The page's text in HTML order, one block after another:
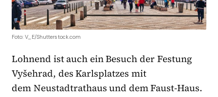
Foto: V_E/Shutterstock.com
Lohnend ist auch ein Besuch der Festung
Vyšehrad, des Karlsplatzes mit
dem Neustadtrathaus und dem Faust-Haus.